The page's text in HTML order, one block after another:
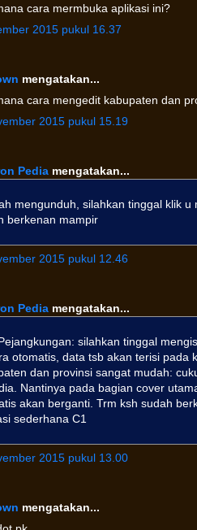
cara mermbuka aplikasi ini?
2015 pukul 16.37
mengatakan...
cara mengedit kabupaten dan
2015 pukul 15.19
Pedia mengatakan...
mengunduh, silahkan tinggal klik u
berkenan mampir
2015 pukul 12.46
Pedia mengatakan...
silahkan tinggal
otomatis, data tsb akan terisi pada
dan provinsi sangat mudah:
Nantinya pada bagian cover
akan berganti. Trm ksh sudah
sederhana C1
2015 pukul 13.00
mengatakan...